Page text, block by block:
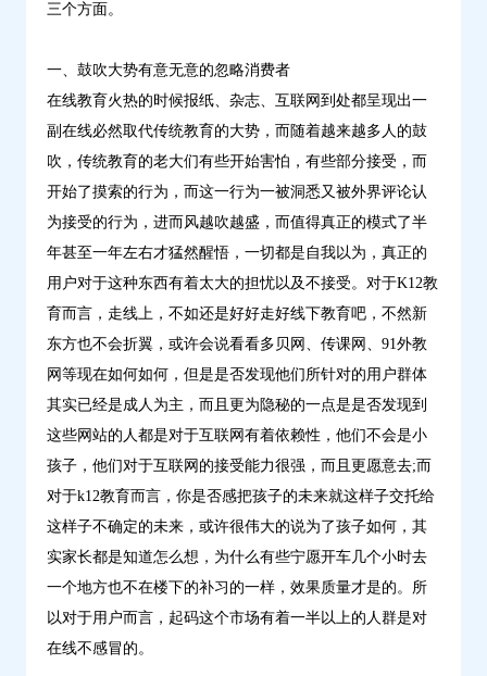
三个方面。
一、鼓吹大势有意无意的忽略消费者
在线教育火热的时候报纸、杂志、互联网到处都呈现出一
副在线必然取代传统教育的大势，而随着越来越多人的鼓
吹，传统教育的老大们有些开始害怕，有些部分接受，而
开始了摸索的行为，而这一行为一被洞悉又被外界评论认
为接受的行为，进而风越吹越盛，而值得真正的模式了半
年甚至一年左右才猛然醒悟，一切都是自我以为，真正的
用户对于这种东西有着太大的担忧以及不接受。对于K12教
育而言，走线上，不如还是好好走好线下教育吧，不然新
东方也不会折翼，或许会说看看多贝网、传课网、91外教
网等现在如何如何，但是是否发现他们所针对的用户群体
其实已经是成人为主，而且更为隐秘的一点是是否发现到
这些网站的人都是对于互联网有着依赖性，他们不会是小
孩子，他们对于互联网的接受能力很强，而且更愿意去;而
对于k12教育而言，你是否感把孩子的未来就这样子交托给
这样子不确定的未来，或许很伟大的说为了孩子如何，其
实家长都是知道怎么想，为什么有些宁愿开车几个小时去
一个地方也不在楼下的补习的一样，效果质量才是的。所
以对于用户而言，起码这个市场有着一半以上的人群是对
在线不感冒的。